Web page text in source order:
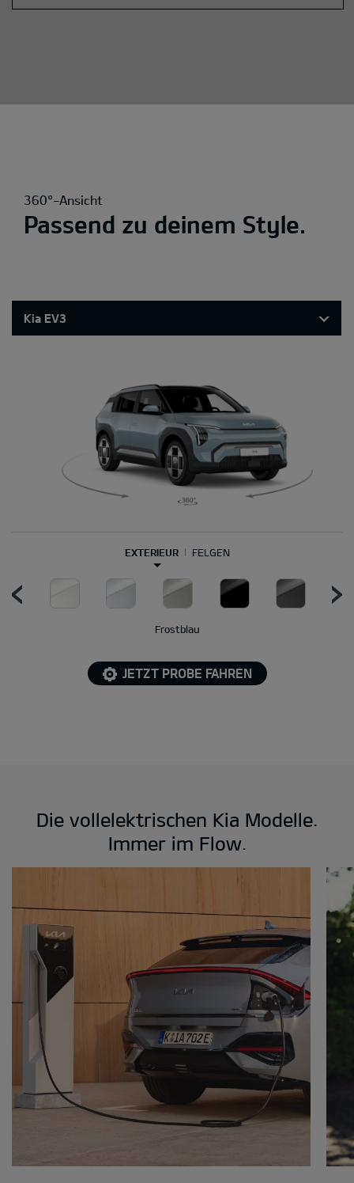
360°-Ansicht
Passend zu deinem Style.
Kia EV3
EXTERIEUR FELGEN
Frostblau
JETZT PROBE FAHREN